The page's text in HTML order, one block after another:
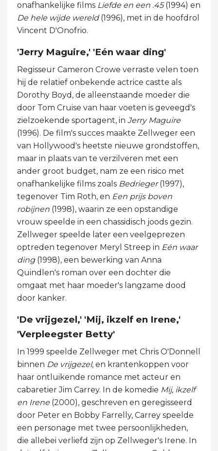
onafhankelijke films Liefde en een .45(1994) en
De hele wijde wereld(1996), met in de hoofdrol
Vincent D'Onofrio.
'Jerry Maguire,' 'Eén waar ding'
Regisseur Cameron Crowe verraste velen toen
hij de relatief onbekende actrice castte als
Dorothy Boyd, de alleenstaande moeder die
door Tom Cruise van haar voeten is geveegd's
zielzoekende sportagent, in Jerry Maguire
(1996). De film's succes maakte Zellweger een
van Hollywood's heetste nieuwe grondstoffen,
maar in plaats van te verzilveren met een
ander groot budget, nam ze een risico met
onafhankelijke films zoals Bedrieger(1997),
tegenover Tim Roth, en Een prijs boven
robijnen (1998), waarin ze een opstandige
vrouw speelde in een chassidisch joods gezin.
Zellweger speelde later een veelgeprezen
optreden tegenover Meryl Streep in Eén waar
ding(1998), een bewerking van Anna
Quindlen's roman over een dochter die
omgaat met haar moeder's langzame dood
door kanker.
'De vrijgezel,' 'Mij, ikzelf en Irene,'
'Verpleegster Betty'
In 1999 speelde Zellweger met Chris O'Donnell
binnen De vrijgezel, en krantenkoppen voor
haar ontluikende romance met acteur en
cabaretier Jim Carrey. In de komedie Mij, ikzelf
en Irene(2000), geschreven en geregisseerd
door Peter en Bobby Farrelly, Carrey speelde
een personage met twee persoonlijkheden,
die allebei verliefd zijn op Zellweger's Irene. In